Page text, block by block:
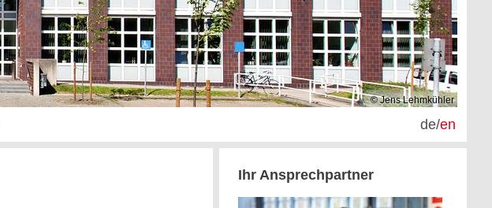
© Jens Lehmkühler
de/en
Ihr Ansprechpartner